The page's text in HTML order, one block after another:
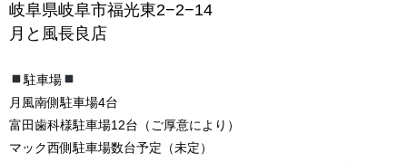
岐阜県岐阜市福光東2−2−14
月と風長良店
駐車場
月風南側駐車場4台
富田歯科様駐車場12台（ご厚意により）
マック西側駐車場数台予定（未定）